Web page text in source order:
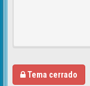
Tema cerrado